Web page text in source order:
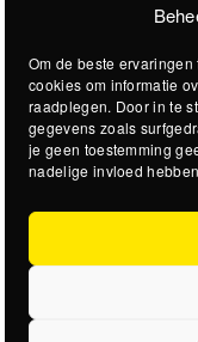
Om de beste
cookies om informatie
raadplegen. Door in te
gegevens zoals
je geen toestemming
nadelige invloed
DE ICONISCHE